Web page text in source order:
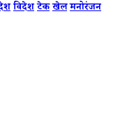
विदेशटेकखेलमनोरंजन